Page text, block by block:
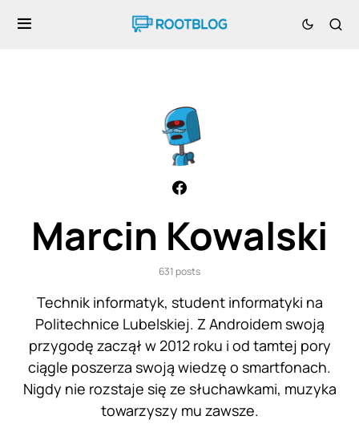
Marcin Kowalski
631 posts
Technik informatyk, student informatyki na
Politechnice Lubelskiej. Z Androidem swoją
przygodę zaczął w 2012 roku i od tamtej pory
ciągle poszerza swoją wiedzę o smartfonach.
Nigdy nie rozstaje się ze słuchawkami, muzyka
towarzyszy mu zawsze.